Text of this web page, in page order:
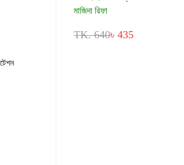
মাজিদা রিফা
TK. 640৳ 435